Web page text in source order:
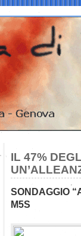
IL 47%
SONDAGGIO
M5S